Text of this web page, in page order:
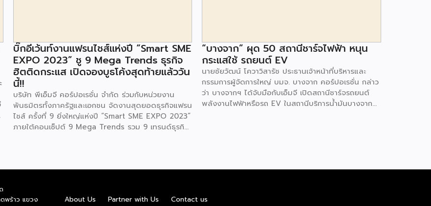
บิ๊กอีเว้นท์งานแฟรนไชส์แห่งปี “Smart SME
EXPO 2023” ชู 9 Mega Trends ธุรกิจ
ฮิตติดกระแส เปิดจองบูธโค้งสุดท้ายแล้ววัน
นี้!!
บริษัท พีเอ็มจี คอร์ปอเรชั่น จำกัด ร่วมกับหน่วยงาน
พันธมิตรทั้งภาครัฐและเอกชน จัดงานสุดยอดธุรกิจแฟรน
ไชส์ ครั้งที่ 9 ยิ่งใหญ่แห่งปี “Smart SME EXPO 2023”
ภายใต้คอนเซ็ปต์ 9 Mega Trends รวม 9 เทรนด์ธุรกิจ
Health & Wellness Trends, E-Commerce
ระดับร่วม 250 บูธ ในงบลงทุนเริ่มต้นหลักพัน หลักหมื่น
“บางจาก” ผุด 50 สถานีชาร์จไฟฟ้า หนุน
กระแสใช้ รถยนต์ EV
นายชัยวัฒน์ โควาวิสารัช ประธานเจ้าหน้าที่บริหารและ
กรรมการผู้จัดการใหญ่ บมจ. บางจาก คอร์ปอเรชั่น กล่าว
ว่า บางจากฯ ได้จับมือกับเอ็มจี เปิดสถานีชาร์จรถยนต์
พลังงานไฟฟ้าหรือรถ EV ในสถานีบริการน้ำมันบางจาก
จะทำให้สถานีบริการน้ำมันบางจากมีสถานีชาร์จรถ EV ทั้ง
พลังงานไฟฟ้า เพื่อรองรับการเติบโตของตลาดรถยนต์
พร้าว แขวง
About Us Partner with Us Contact us